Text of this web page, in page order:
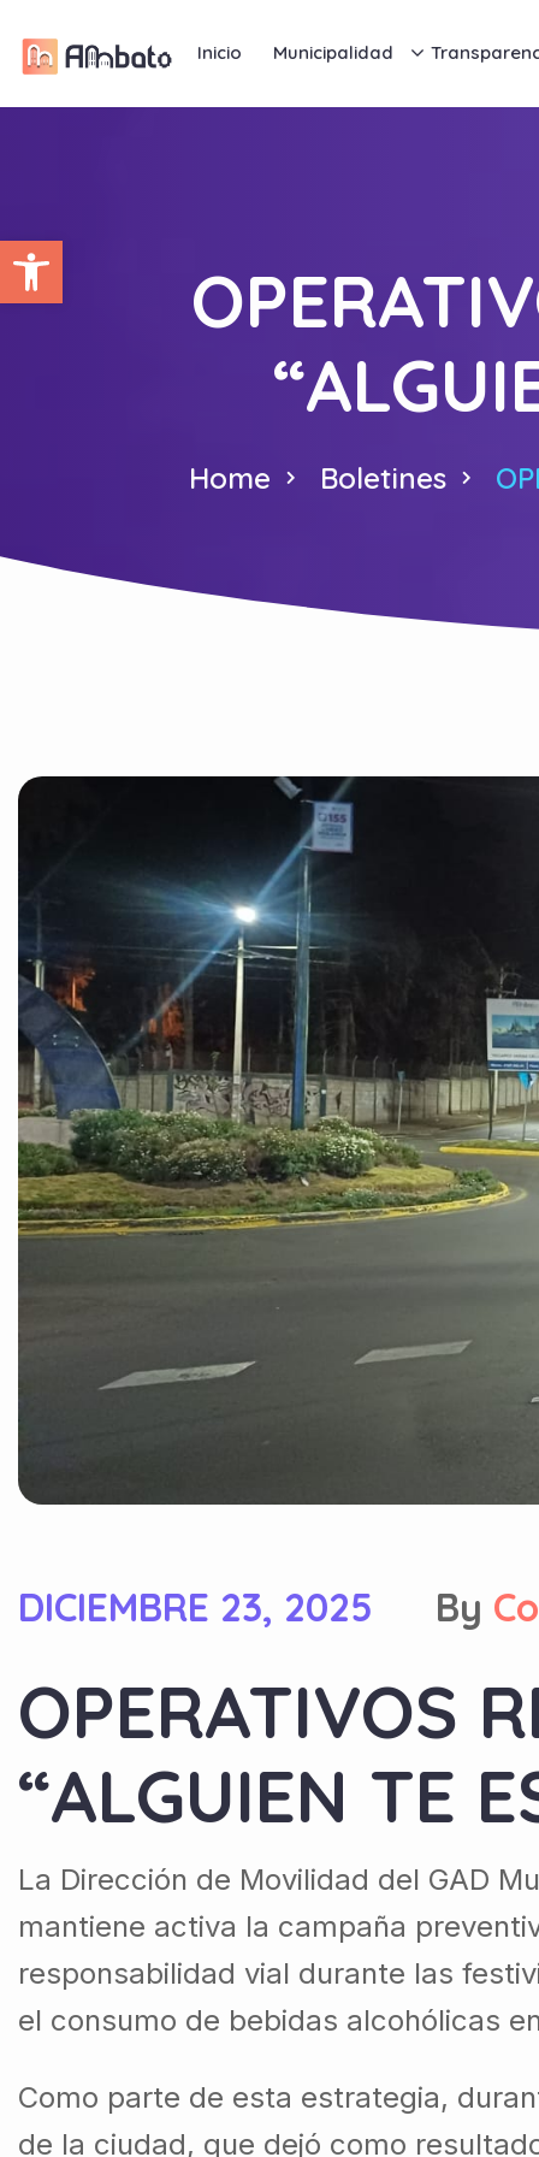
Abrir barra de herramientas
Inicio Municipalidad
Home Boletines
DICIEMBRE 23, 2025 By
OPERATIVOS
“ALGUIEN TE
La Dirección de Movilidad del GAD
mantiene activa la campaña
responsabilidad vial durante las
el consumo de bebidas alcohólicas
Como parte de esta estrategia,
de la ciudad, que dejó como